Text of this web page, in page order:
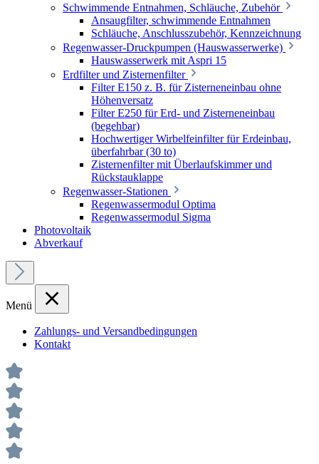
Schwimmende Entnahmen, Schläuche, Zubehör
Ansaugfilter, schwimmende Entnahmen
Schläuche, Anschlusszubehör, Kennzeichnung
Regenwasser-Druckpumpen (Hauswasserwerke)
Hauswasserwerk mit Aspri 15
Erdfilter und Zisternenfilter
Filter E150 z. B. für Zisterneneinbau ohne
Höhenversatz
Filter E250 für Erd- und Zisterneneinbau
(begehbar)
Hochwertiger Wirbelfeinfilter für Erdeinbau,
überfahrbar (30 to)
Zisternenfilter mit Überlaufskimmer und
Rückstauklappe
Regenwasser-Stationen
Regenwassermodul Optima
Regenwassermodul Sigma
Photovoltaik
Abverkauf
Menü
Zahlungs- und Versandbedingungen
Kontakt